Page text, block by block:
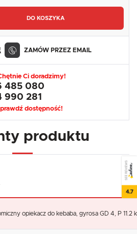
DO KOSZYKA
ZAMÓW PRZEZ EMAIL
Ci doradzimy!
485 080
990 281
dostępność!
produktu
opiekacz do kebaba, gyrosa GD 4, P 11.2
SEE REVIEWS
4.7